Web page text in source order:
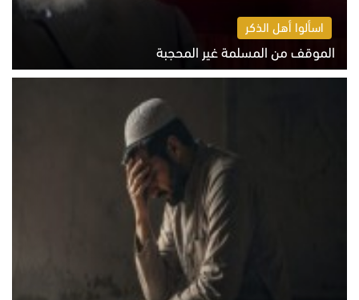
اسألوا أهل الذكر
الموقف من المسلمة غير المحجبة
الخميس 6 أغسطس 2026 10:45 ص